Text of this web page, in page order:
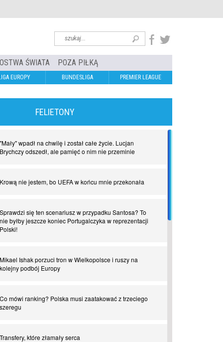
ŚWIATA POZA PIŁKĄ
EUROPY BUNDESLIGA PREMIER LEAGUE
FELIETONY
"Mały" wpadł na chwilę i został całe życie. Lucjan
Brychczy odszedł, ale pamięć o nim nie przeminie
Krową nie jestem, bo UEFA w końcu mnie przekonała
Sprawdzi się ten scenariusz w przypadku Santosa? To
nie byłby jeszcze koniec Portugalczyka w reprezentacji
Polski!
Mikael Ishak porzuci tron w Wielkopolsce i ruszy na
kolejny podbój Europy
Co mówi ranking? Polska musi zaatakować z trzeciego
szeregu
Transfery, które złamały serca